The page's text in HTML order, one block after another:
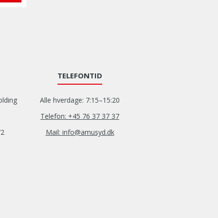
TELEFONTID
Alle hverdage: 7:15–15:20
Telefon: +45 76 37 37 37
Mail: info@amusyd.dk